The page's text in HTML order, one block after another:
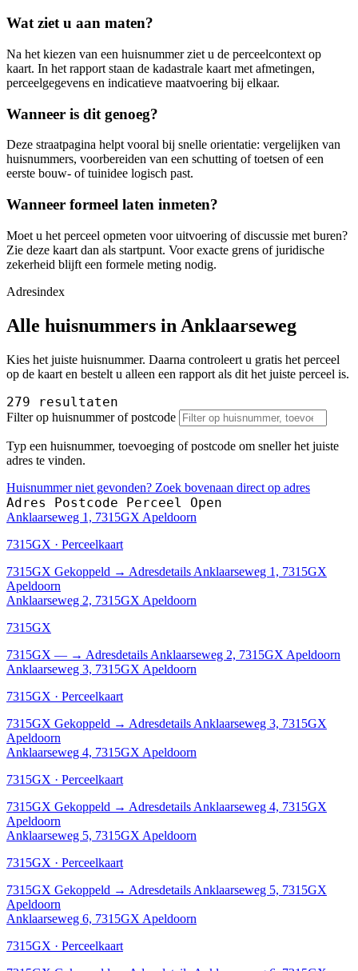
Wat ziet u aan maten?
Na het kiezen van een huisnummer ziet u de perceelcontext op
kaart. In het rapport staan de kadastrale kaart met afmetingen,
perceelgegevens en indicatieve maatvoering bij elkaar.
Wanneer is dit genoeg?
Deze straatpagina helpt vooral bij snelle orientatie: vergelijken van
huisnummers, voorbereiden van een schutting of toetsen of een
eerste bouw- of tuinidee logisch past.
Wanneer formeel laten inmeten?
Moet u het perceel opmeten voor uitvoering of discussie met buren?
Zie deze kaart dan als startpunt. Voor exacte grens of juridische
zekerheid blijft een formele meting nodig.
Adresindex
Alle huisnummers in Anklaarseweg
Kies het juiste huisnummer. Daarna controleert u gratis het perceel
op de kaart en bestelt u alleen een rapport als dit het juiste perceel is.
279 resultaten
Filter op huisnummer of postcode
Typ een huisnummer, toevoeging of postcode om sneller het juiste
adres te vinden.
Huisnummer niet gevonden? Zoek bovenaan direct op adres
Adres Postcode Perceel Open
Anklaarseweg 1, 7315GX Apeldoorn
7315GX · Perceelkaart
7315GX Gekoppeld → Adresdetails Anklaarseweg 1, 7315GX
Apeldoorn
Anklaarseweg 2, 7315GX Apeldoorn
7315GX
7315GX — → Adresdetails Anklaarseweg 2, 7315GX Apeldoorn
Anklaarseweg 3, 7315GX Apeldoorn
7315GX · Perceelkaart
7315GX Gekoppeld → Adresdetails Anklaarseweg 3, 7315GX
Apeldoorn
Anklaarseweg 4, 7315GX Apeldoorn
7315GX · Perceelkaart
7315GX Gekoppeld → Adresdetails Anklaarseweg 4, 7315GX
Apeldoorn
Anklaarseweg 5, 7315GX Apeldoorn
7315GX · Perceelkaart
7315GX Gekoppeld → Adresdetails Anklaarseweg 5, 7315GX
Apeldoorn
Anklaarseweg 6, 7315GX Apeldoorn
7315GX · Perceelkaart